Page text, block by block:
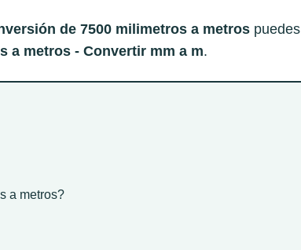
de 7500 milimetros a metros puedes
a metros - Convertir mm a m.
a metros?